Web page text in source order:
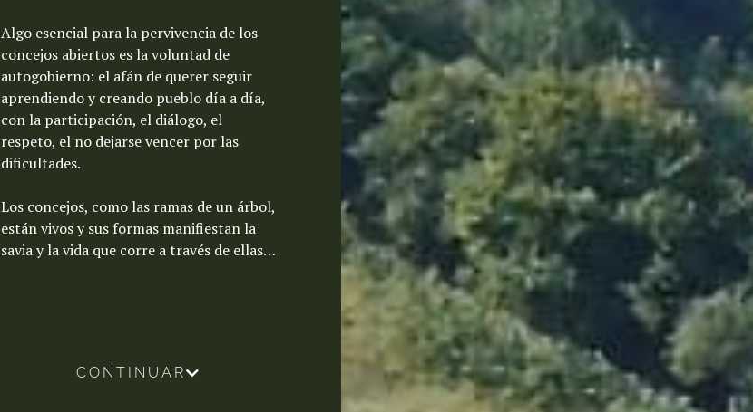
Algo esencial para la pervivencia de los
concejos abiertos es la voluntad de
autogobierno: el afán de querer seguir
aprendiendo y creando pueblo día a día,
con la participación, el diálogo, el
respeto, el no dejarse vencer por las
dificultades.
Los concejos, como las ramas de un árbol,
están vivos y sus formas manifiestan la
savia y la vida que corre a través de ellas…
CONTINUAR